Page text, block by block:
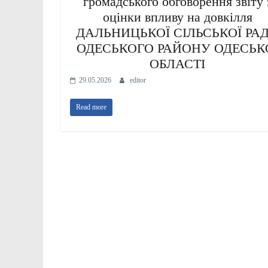
оцінки впливу на довкілля
ДАЛЬНИЦЬКОЇ СІЛЬСЬКОЇ
ОДЕСЬКОГО РАЙОНУ
ОБЛАСТІ
29.05.2026 editor
Read more